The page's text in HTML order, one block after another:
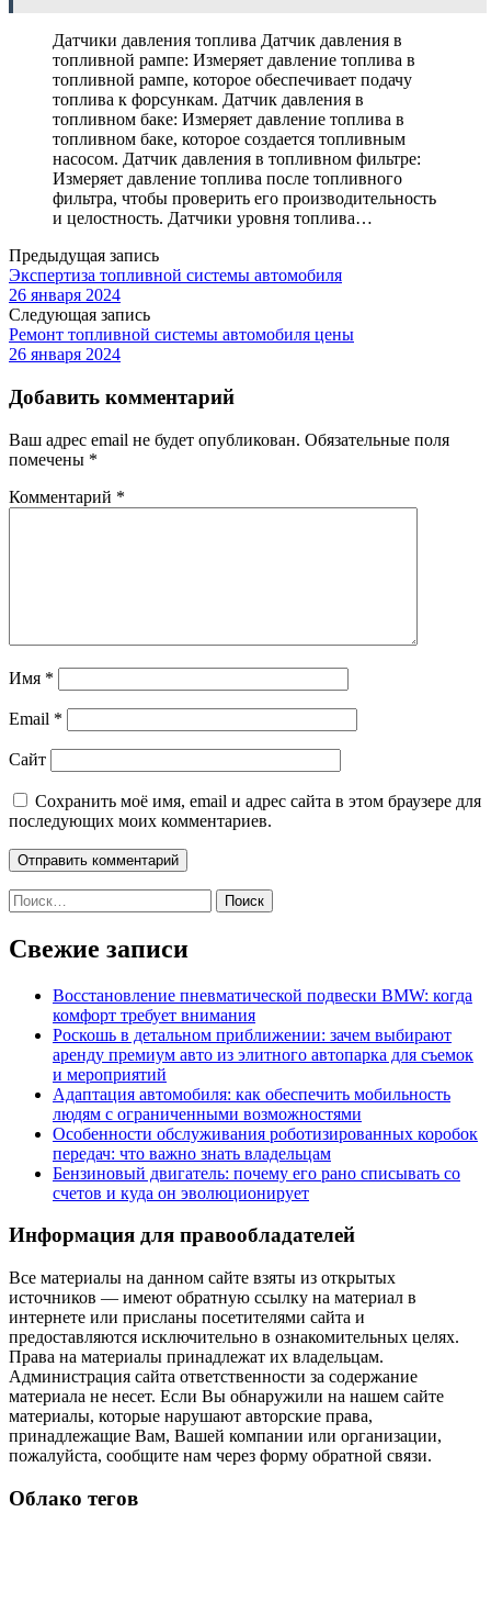
Датчики давления топлива Датчик давления в
топливной рампе: Измеряет давление топлива в
топливной рампе, которое обеспечивает подачу
топлива к форсункам. Датчик давления в
топливном баке: Измеряет давление топлива в
топливном баке, которое создается топливным
насосом. Датчик давления в топливном фильтре:
Измеряет давление топлива после топливного
фильтра, чтобы проверить его производительность
и целостность. Датчики уровня топлива…
Предыдущая запись
Экспертиза топливной системы автомобиля
26 января 2024
Следующая запись
Ремонт топливной системы автомобиля цены
26 января 2024
Добавить комментарий
Ваш адрес email не будет опубликован. Обязательные поля
помечены *
Комментарий *
Имя *
Email *
Сайт
Сохранить моё имя, email и адрес сайта в этом браузере для
последующих моих комментариев.
Найти:
Свежие записи
Восстановление пневматической подвески BMW: когда
комфорт требует внимания
Роскошь в детальном приближении: зачем выбирают
аренду премиум авто из элитного автопарка для съемок
и мероприятий
Адаптация автомобиля: как обеспечить мобильность
людям с ограниченными возможностями
Особенности обслуживания роботизированных коробок
передач: что важно знать владельцам
Бензиновый двигатель: почему его рано списывать со
счетов и куда он эволюционирует
Информация для правообладателей
Все материалы на данном сайте взяты из открытых
источников — имеют обратную ссылку на материал в
интернете или присланы посетителями сайта и
предоставляются исключительно в ознакомительных целях.
Права на материалы принадлежат их владельцам.
Администрация сайта ответственности за содержание
материала не несет. Если Вы обнаружили на нашем сайте
материалы, которые нарушают авторские права,
принадлежащие Вам, Вашей компании или организации,
пожалуйста, сообщите нам через форму обратной связи.
Облако тегов